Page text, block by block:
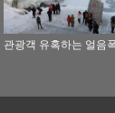
관광객 유혹하는 얼음